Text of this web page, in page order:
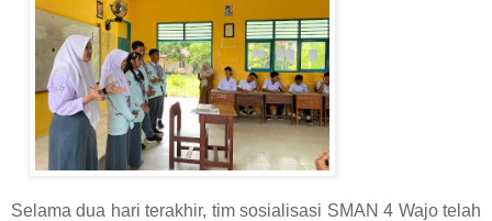
Selama dua hari terakhir, tim sosialisasi SMAN 4 Wajo telah